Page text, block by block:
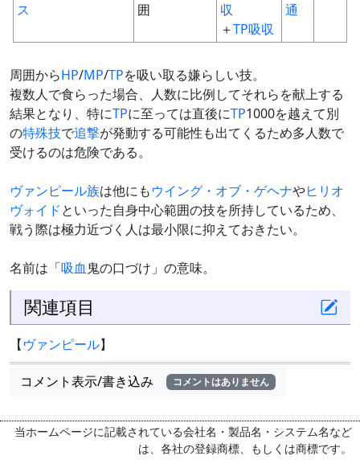
ス
囲
収
＋TP吸収
通
周囲からHP/MP/TPを吸い取る嫌らしい技。
複数人で食らった場合、人数に比例してそれらを献上する
結果となり、特にTPに至っては直後にTP1000を越えて別
の特殊技で追撃が発動する可能性も出てくるため多人数で
受けるのは危険である。
ヴァンピール族は他にもウイング・オブ・ゲヘナやヒリオ
ヴォイドといった自身中心範囲の技を所持しているため、
戦う際は極力近づく人は最小限に抑えておきたい。
名前は「吸血 鬼の口づけ」の意味。
関連項目
【ヴァンピール】
コメント表示/書き込み コメントはありません
当ホームページに記載されている会社名・製品名・システム名など
は、各社の登録商標、もしくは商標です。